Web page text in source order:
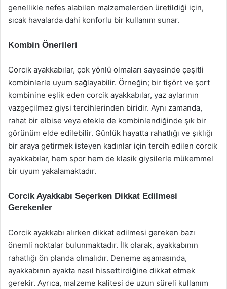
genellikle nefes alabilen malzemelerden üretildiği için,
sıcak havalarda dahi konforlu bir kullanım sunar.
Kombin Önerileri
Corcik ayakkabılar, çok yönlü olmaları sayesinde çeşitli
kombinlerle uyum sağlayabilir. Örneğin; bir tişört ve şort
kombinine eşlik eden corcik ayakkabılar, yaz aylarının
vazgeçilmez giysi tercihlerinden biridir. Aynı zamanda,
rahat bir elbise veya etekle de kombinlendiğinde şık bir
görünüm elde edilebilir. Günlük hayatta rahatlığı ve şıklığı
bir araya getirmek isteyen kadınlar için tercih edilen corcik
ayakkabılar, hem spor hem de klasik giysilerle mükemmel
bir uyum yakalamaktadır.
Corcik Ayakkabı Seçerken Dikkat Edilmesi
Gerekenler
Corcik ayakkabı alırken dikkat edilmesi gereken bazı
önemli noktalar bulunmaktadır. İlk olarak, ayakkabının
rahatlığı ön planda olmalıdır. Deneme aşamasında,
ayakkabının ayakta nasıl hissettirdiğine dikkat etmek
gerekir. Ayrıca, malzeme kalitesi de uzun süreli kullanım